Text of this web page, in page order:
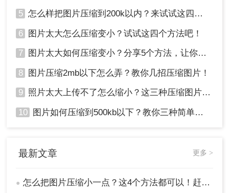
5 怎么样把图片压缩到200k以内？来试试这四种压缩方法！
6 图片太大怎么压缩变小？试试这四个方法吧！
7 图片太大如何压缩变小？分享5个方法，让你轻松调整图片大小
8 图片压缩2mb以下怎么弄？教你几招压缩图片！
9 照片太大上传不了怎么缩小？这三种压缩图片的方法非常实用！
10 图片如何压缩到500kb以下？教你三种简单方法！
最新文章 更多 >
● 怎么把图片压缩小一点？这4个方法都可以！赶紧试试！